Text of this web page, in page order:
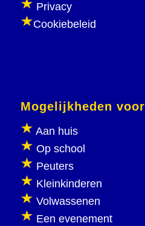
Privacy
Cookiebeleid
Mogelijkheden voor
Aan huis
Op school
Peuters
Kleinkinderen
Volwassenen
Een evenement